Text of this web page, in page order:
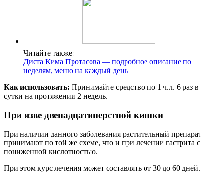
Читайте также:
Диета Кима Протасова — подробное описание по
неделям, меню на каждый день
Как использовать: Принимайте средство по 1 ч.л. 6 раз в
сутки на протяжении 2 недель.
При язве двенадцатиперстной кишки
При наличии данного заболевания растительный препарат
принимают по той же схеме, что и при лечении гастрита с
пониженной кислотностью.
При этом курс лечения может составлять от 30 до 60 дней.